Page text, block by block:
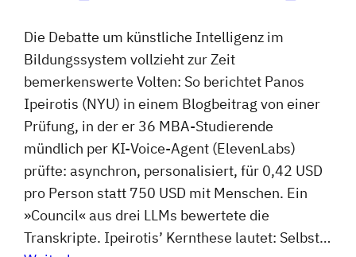
Die Debatte um künstliche Intelligenz im
Bildungssystem vollzieht zur Zeit
bemerkenswerte Volten: So berichtet Panos
Ipeirotis (NYU) in einem Blogbeitrag von einer
Prüfung, in der er 36 MBA-Studierende
mündlich per KI-Voice-Agent (ElevenLabs)
prüfte: asynchron, personalisiert, für 0,42 USD
pro Person statt 750 USD mit Menschen. Ein
»Council« aus drei LLMs bewertete die
Transkripte. Ipeirotis’ Kernthese lautet: Selbst…